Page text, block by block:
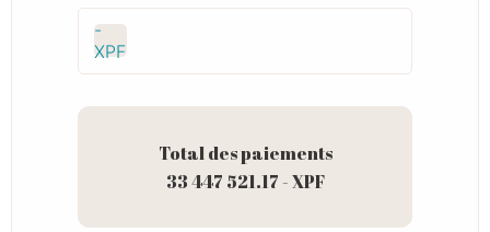
-
XPF
Total des paiements
33 447 521.17 - XPF